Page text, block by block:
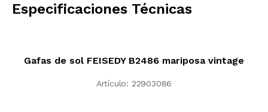
Especificaciones Técnicas
Gafas de sol FEISEDY B2486 mariposa vintage
Artículo: 22903086